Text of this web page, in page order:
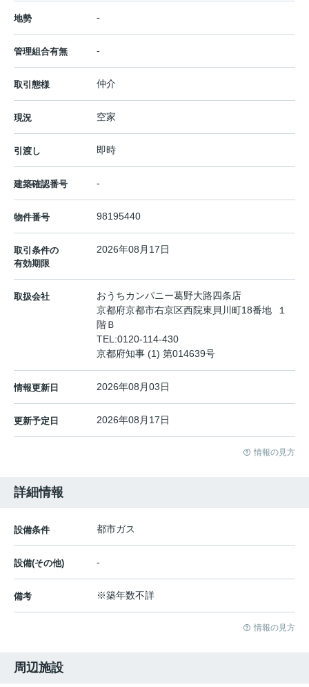
地勢 -
管理組合有無 -
取引態様 仲介
現況 空家
引渡し 即時
建築確認番号 -
物件番号 98195440
取引条件の
有効期限
2026年08月17日
取扱会社
おうちカンパニー葛野大路四条店
京都府京都市右京区西院東貝川町18番地 １
階Ｂ
TEL:0120-114-430
京都府知事 (1) 第014639号
情報更新日 2026年08月03日
更新予定日 2026年08月17日
情報の見方
詳細情報
設備条件 都市ガス
設備(その他) -
備考 ※築年数不詳
情報の見方
周辺施設